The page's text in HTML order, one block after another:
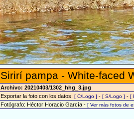
Sirirí pampa - White-faced
Archivo: 20210403/1302_hhg_3.jpg
Exportar la foto con los datos: [ C/Logo ] - [ S/Logo ] - [
Fotógrafo: Héctor Horacio García - [ Ver más fotos de